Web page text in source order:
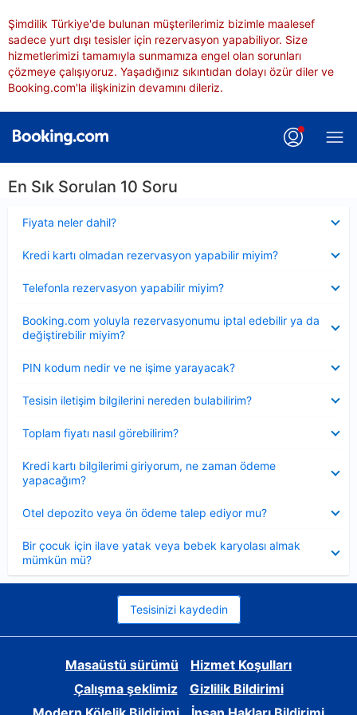
Şimdilik Türkiye'de bulunan müşterilerimiz bizimle maalesef
sadece yurt dışı tesisler için rezervasyon yapabiliyor. Size
hizmetlerimizi tamamıyla sunmamıza engel olan sorunları
çözmeye çalışıyoruz. Yaşadığınız sıkıntıdan dolayı özür diler ve
Booking.com'la ilişkinizin devamını dileriz.
En Sık Sorulan 10 Soru
Fiyata neler dahil?
Kredi kartı olmadan rezervasyon yapabilir miyim?
Telefonla rezervasyon yapabilir miyim?
Booking.com yoluyla rezervasyonumu iptal edebilir ya da
değiştirebilir miyim?
PIN kodum nedir ve ne işime yarayacak?
Tesisin iletişim bilgilerini nereden bulabilirim?
Toplam fiyatı nasıl görebilirim?
Kredi kartı bilgilerimi giriyorum, ne zaman ödeme
yapacağım?
Otel depozito veya ön ödeme talep ediyor mu?
Bir çocuk için ilave yatak veya bebek karyolası almak
mümkün mü?
Tesisinizi kaydedin
Masaüstü sürümü
Hizmet Koşulları
Çalışma şeklimiz
Gizlilik Bildirimi